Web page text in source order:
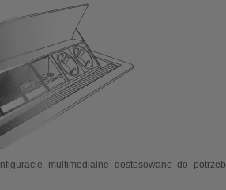
multimedialne dostosowane do potrzeb